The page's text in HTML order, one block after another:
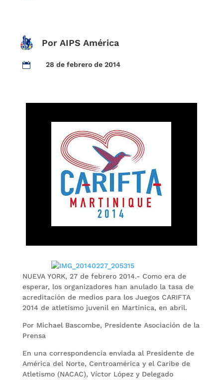
Por AIPS América
 28 de febrero de 2014
NUEVA YORK, 27 de febrero 2014.- Como era de
esperar, los organizadores han anulado la tasa de
acreditación de medios para los Juegos CARIFTA
2014 de atletismo juvenil en Martinica, en abril.
Por Michael Bascombe, Presidente Asociación de la
Prensa
En una correspondencia enviada al Presidente de
América del Norte, Centroamérica y el Caribe de
Atletismo (NACAC), Víctor López y Delegado